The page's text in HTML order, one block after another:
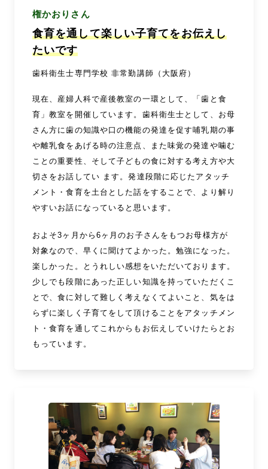
権かおりさん
食育を通して楽しい子育てをお伝えし
たいです
歯科衛生士専門学校 非常勤講師（大阪府）
現在、産婦人科で産後教室の一環として、「歯と食
育」教室を開催しています。歯科衛生士として、お母
さん方に歯の知識や口の機能の発達を促す哺乳期の事
や離乳食をあげる時の注意点、また味覚の発達や噛む
ことの重要性、そして子どもの食に対する考え方や大
切さをお話してい ます。発達段階に応じたアタッチ
メント・食育を土台とした話をすることで、より解り
やすいお話になっていると思います。
およそ3ヶ月から6ヶ月のお子さんをもつお母様方が
対象なので、早くに聞けてよかった。勉強になった。
楽しかった。とうれしい感想をいただいております。
少しでも段階にあった正しい知識を持っていただくこ
とで、食に対して難しく考えなくてよいこと、気をは
らずに楽しく子育てをして頂けることをアタッチメン
ト・食育を通してこれからもお伝えしていけたらとお
もっています。